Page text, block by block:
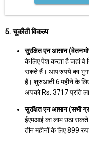
5. चुकौती विकल्प
सुरक्षित एन आसान
के लिए पेश करता है जहां वे
सकते हैं। आप रुपये का
हैं। शुरुआती 6 महीने के
आपको Rs. 3717 प्रति
सुरक्षित एन आसान (सभी
ईएमआई का लाभ उठा
तीन महीनों के लिए 899